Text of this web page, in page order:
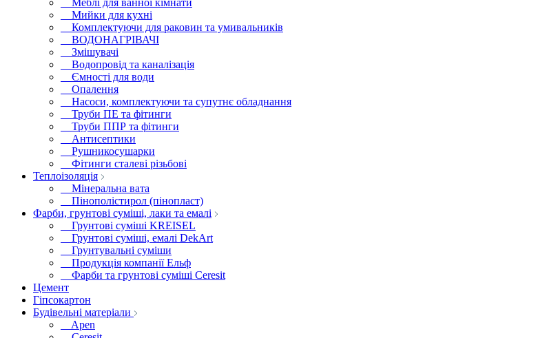
Меблі для ванної кімнати
Мийки для кухні
Комплектуючи для раковин та умивальників
ВОДОНАГРІВАЧІ
Змішувачі
Водопровід та каналізація
Ємності для води
Опалення
Насоси, комплектуючи та супутнє обладнання
Труби ПЕ та фітинги
Труби ППР та фітинги
Антисептики
Рушникосушарки
Фітинги сталеві різьбові
Теплоізоляція
Мінеральна вата
Пінополістирол (пінопласт)
Фарби, грунтові суміші, лаки та емалі
Грунтові суміші KREISEL
Грунтові суміші, емалі DekArt
Грунтувальні суміши
Продукція компанії Ельф
Фарби та грунтові суміші Ceresit
Цемент
Гіпсокартон
Будівельні матеріали
Apen